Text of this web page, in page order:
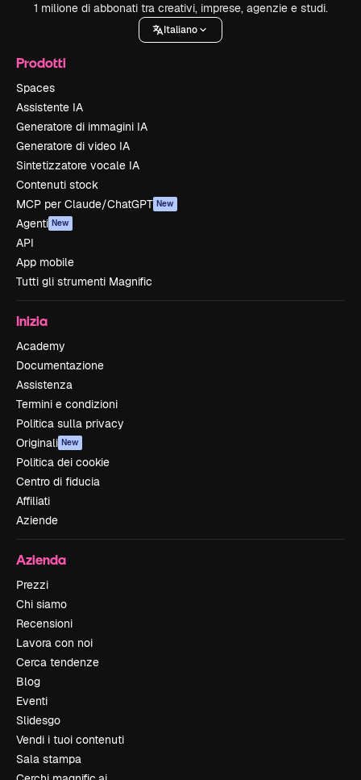
1 milione di abbonati tra creativi, imprese, agenzie e studi.
Italiano
Prodotti
Spaces
Assistente IA
Generatore di immagini IA
Generatore di video IA
Sintetizzatore vocale IA
Contenuti stock
MCP per Claude/ChatGPT New
Agenti New
API
App mobile
Tutti gli strumenti Magnific
Inizia
Academy
Documentazione
Assistenza
Termini e condizioni
Politica sulla privacy
Originali New
Politica dei cookie
Centro di fiducia
Affiliati
Aziende
Azienda
Prezzi
Chi siamo
Recensioni
Lavora con noi
Cerca tendenze
Blog
Eventi
Slidesgo
Vendi i tuoi contenuti
Sala stampa